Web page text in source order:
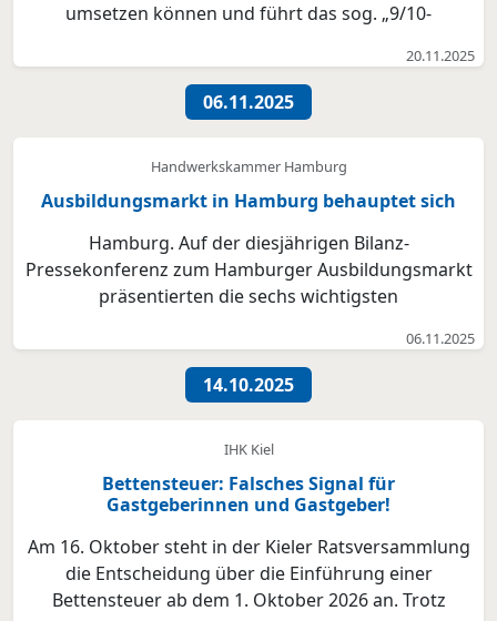
umsetzen können und führt das sog. „9/10-
Arbeitszeitmodell arbeiten die Mitarbeitenden die
gleiche tägliche Arbeitszeit, reduzieren das Gehalt auf
90% u...
20.11.2025
06.11.2025
Handwerkskammer Hamburg
Ausbildungsmarkt in Hamburg behauptet sich
Hamburg. Auf der diesjährigen Bilanz-
Pressekonferenz zum Hamburger Ausbildungsmarkt
präsentierten die sechs wichtigsten
Vertragsabschlüsse für das Ausbildungsjahr 2025 im
Ausbildungszentrum der Hamburger Energienetze
GmbH. Insgesamt begannen in diesem Jahr 17.7...
06.11.2025
14.10.2025
IHK Kiel
Bettensteuer: Falsches Signal für
Gastgeberinnen und Gastgeber!
Am 16. Oktober steht in der Kieler Ratsversammlung
die Entscheidung über die Einführung einer
Bettensteuer ab dem 1. Oktober 2026 an. Trotz